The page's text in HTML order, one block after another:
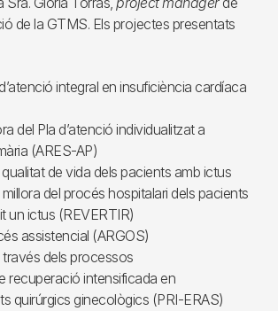
de la GTMS. Els projectes presentats
integral en insuficiència cardíaca
del Pla d’atenció individualitzat a
(ARES-AP)
de vida dels pacients amb ictus
del procés hospitalari dels pacients
un ictus (REVERTIR)
assistencial (ARGOS)
dels processos
recuperació intensificada en
quirúrgics ginecològics (PRI-ERAS)